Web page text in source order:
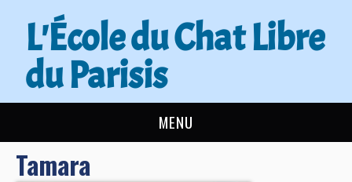
L'École du Chat Libre
du Parisis
MENU
L’ÉCOLE DU CHAT
Tamara